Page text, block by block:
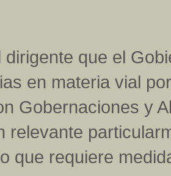
que el
en materia vial
Gobernaciones y
relevante
que requiere